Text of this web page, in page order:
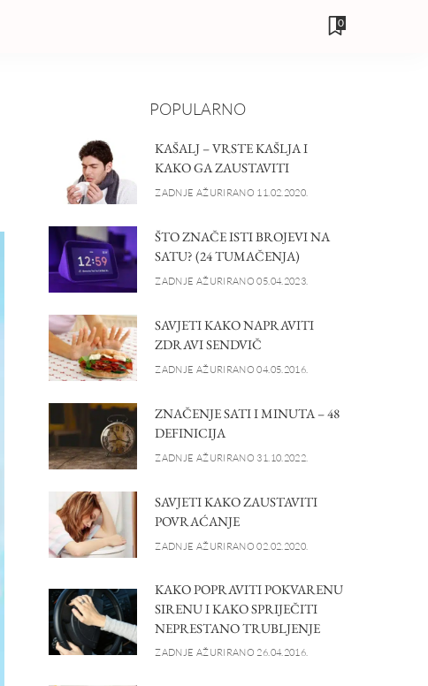
0
POPULARNO
KAŠALJ – VRSTE KAŠLJA I
KAKO GA ZAUSTAVITI
ZADNJE AŽURIRANO 11.02.2020.
ŠTO ZNAČE ISTI BROJEVI NA
SATU? (24 TUMAČENJA)
ZADNJE AŽURIRANO 05.04.2023.
SAVJETI KAKO NAPRAVITI
ZDRAVI SENDVIČ
ZADNJE AŽURIRANO 04.05.2016.
ZNAČENJE SATI I MINUTA – 48
DEFINICIJA
ZADNJE AŽURIRANO 31.10.2022.
SAVJETI KAKO ZAUSTAVITI
POVRAĆANJE
ZADNJE AŽURIRANO 02.02.2020.
KAKO POPRAVITI POKVARENU
SIRENU I KAKO SPRIJEČITI
NEPRESTANO TRUBLJENJE
ZADNJE AŽURIRANO 26.04.2016.